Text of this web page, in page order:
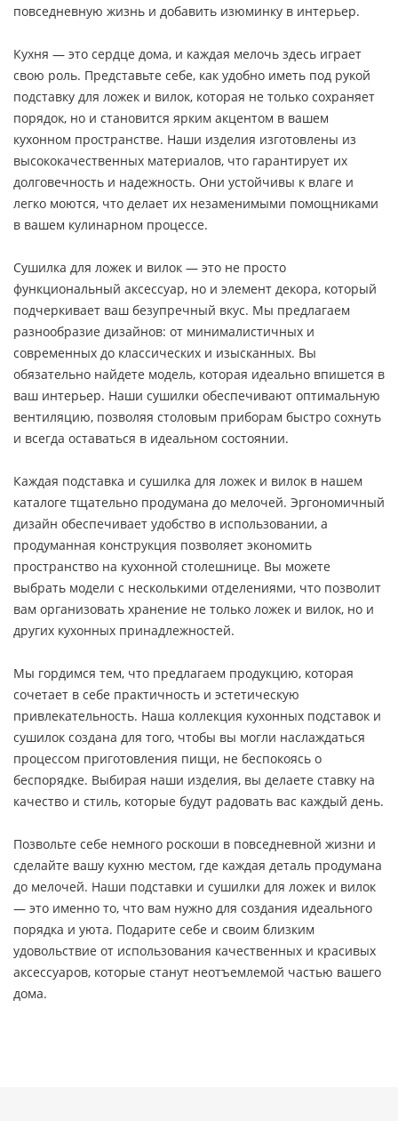
повседневную жизнь и добавить изюминку в интерьер.
Кухня — это сердце дома, и каждая мелочь здесь играет
свою роль. Представьте себе, как удобно иметь под рукой
подставку для ложек и вилок, которая не только сохраняет
порядок, но и становится ярким акцентом в вашем
кухонном пространстве. Наши изделия изготовлены из
высококачественных материалов, что гарантирует их
долговечность и надежность. Они устойчивы к влаге и
легко моются, что делает их незаменимыми помощниками
в вашем кулинарном процессе.
Сушилка для ложек и вилок — это не просто
функциональный аксессуар, но и элемент декора, который
подчеркивает ваш безупречный вкус. Мы предлагаем
разнообразие дизайнов: от минималистичных и
современных до классических и изысканных. Вы
обязательно найдете модель, которая идеально впишется в
ваш интерьер. Наши сушилки обеспечивают оптимальную
вентиляцию, позволяя столовым приборам быстро сохнуть
и всегда оставаться в идеальном состоянии.
Каждая подставка и сушилка для ложек и вилок в нашем
каталоге тщательно продумана до мелочей. Эргономичный
дизайн обеспечивает удобство в использовании, а
продуманная конструкция позволяет экономить
пространство на кухонной столешнице. Вы можете
выбрать модели с несколькими отделениями, что позволит
вам организовать хранение не только ложек и вилок, но и
других кухонных принадлежностей.
Мы гордимся тем, что предлагаем продукцию, которая
сочетает в себе практичность и эстетическую
привлекательность. Наша коллекция кухонных подставок и
сушилок создана для того, чтобы вы могли наслаждаться
процессом приготовления пищи, не беспокоясь о
беспорядке. Выбирая наши изделия, вы делаете ставку на
качество и стиль, которые будут радовать вас каждый день.
Позвольте себе немного роскоши в повседневной жизни и
сделайте вашу кухню местом, где каждая деталь продумана
до мелочей. Наши подставки и сушилки для ложек и вилок
— это именно то, что вам нужно для создания идеального
порядка и уюта. Подарите себе и своим близким
удовольствие от использования качественных и красивых
аксессуаров, которые станут неотъемлемой частью вашего
дома.